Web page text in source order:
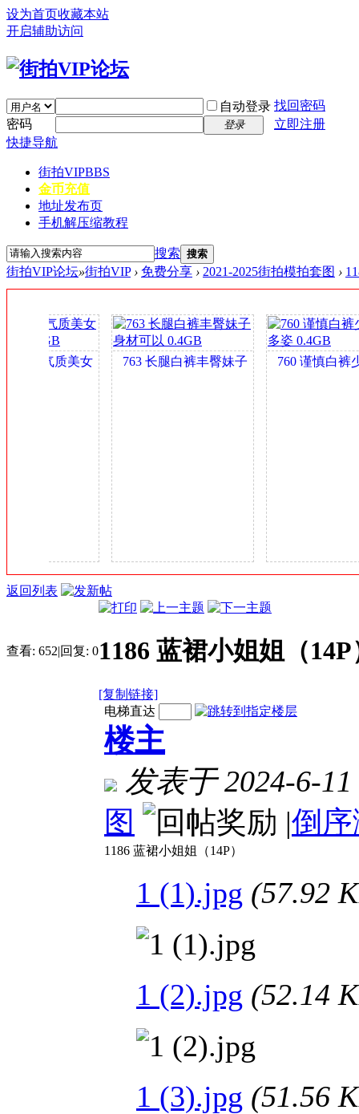
设为首页收藏本站
开启辅助访问
自动登录 找回密码
密码
登录
立即注册
快捷导航
街拍VIPBBS
金币充值
地址发布页
手机解压缩教程
搜索 搜索
街拍VIP论坛»街拍VIP › 免费分享 › 2021-2025街拍模拍套图 ›
肥乳气质美女
763 长腿白裤丰臀妹子
760 谨慎白裤少
返回列表
查看: 652|回复: 01186 蓝裙小姐姐（14P
[复制链接]
电梯直达
楼主
发表于 2024-6-
图
|倒
1186 蓝裙小姐姐（14P）
1 (1).jpg (57.92
1 (2).jpg (52.14
1 (3).jpg (51.56